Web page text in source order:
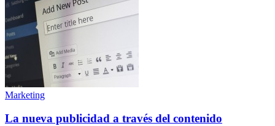
Marketing
La nueva publicidad a través del contenido